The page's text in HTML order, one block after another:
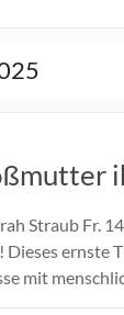
Straub Fr.
Dieses ernste
mit